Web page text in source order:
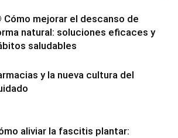
Cómo mejorar el descanso de
natural: soluciones eficaces y
saludables
y la nueva cultura del
aliviar la fascitis plantar: